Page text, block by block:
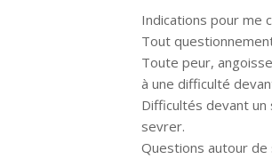
Indications pour me
Tout
Toute peur,
à une difficulté
Difficultés devant
sevrer.
Questions autour de